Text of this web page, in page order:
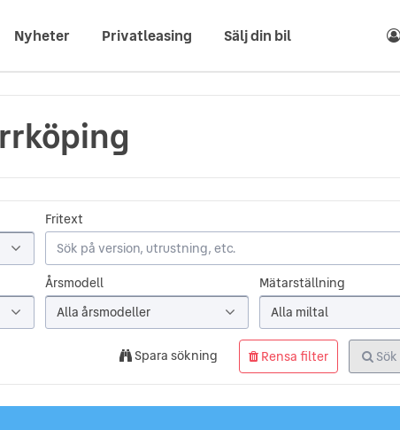
Nyheter Privatleasing Sälj din bil
Fritext
Årsmodell
Alla årsmodeller
Mätarställning
Alla miltal
Spara sökning Rensa filter Sök